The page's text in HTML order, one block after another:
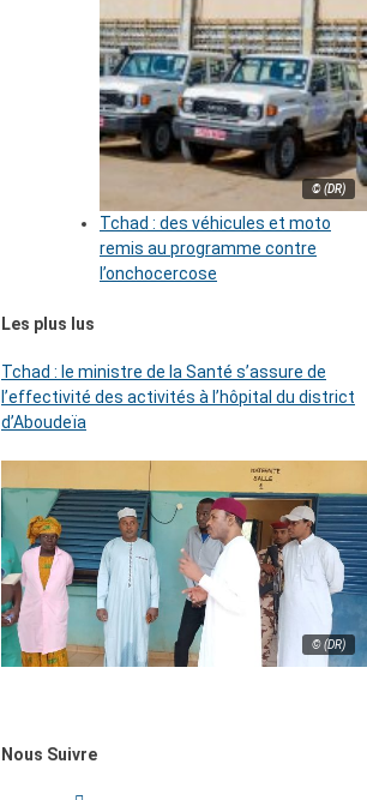
© (DR)
Tchad : des véhicules et moto
remis au programme contre
l’onchocercose
Les plus lus
Tchad : le ministre de la Santé s’assure de
l’effectivité des activités à l’hôpital du district
d’Aboudeïa
© (DR)
Nous Suivre